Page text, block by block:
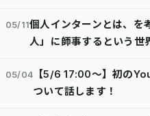
05/11個人インターンとは、を
人」に師事するという世
05/04
【5/6 17:00〜】初の
ついて話します！